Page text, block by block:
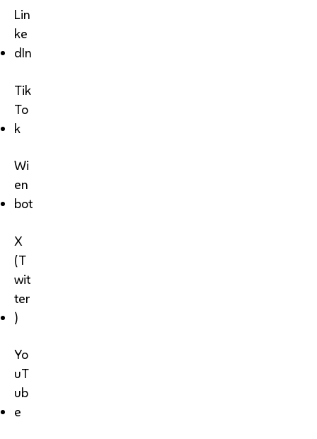
Lin
ke
dIn
Tik
To
k
Wi
en
bot
X
(T
wit
ter
)
Yo
uT
ub
e